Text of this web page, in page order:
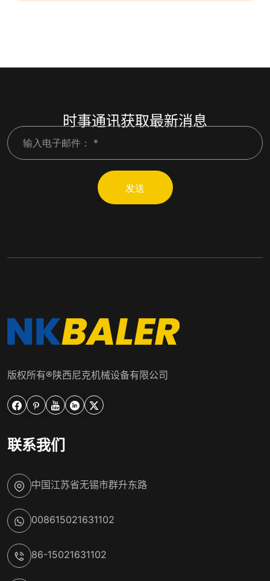
时事通讯获取最新消息
版权所有®陕西尼克机械设备有限公司
    
联系我们
中国江苏省无锡市群升东路
008615021631102
86-15021631102